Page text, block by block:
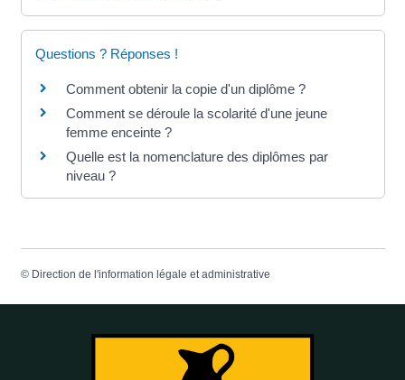
Questions ? Réponses !
Comment obtenir la copie d'un diplôme ?
Comment se déroule la scolarité d'une jeune
femme enceinte ?
Quelle est la nomenclature des diplômes par
niveau ?
© Direction de l'information légale et administrative